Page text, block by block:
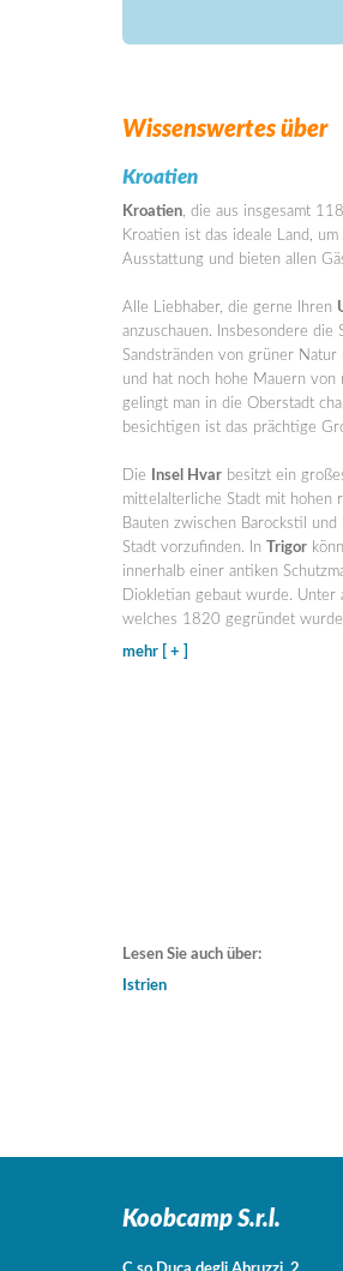
Wissenswertes über
Kroatien
Kroatien, die aus insgesamt
Kroatien ist das ideale Land,
Ausstattung und bieten allen
Alle Liebhaber, die gerne Ihren
anzuschauen. Insbesondere
Sandstränden von grüner Natur
und hat noch hohe Mauern
gelingt man in die Oberstadt
besichtigen ist das prächtige
Die Insel Hvar besitzt ein
mittelalterliche Stadt mit hohen
Bauten zwischen Barockstil
Stadt vorzufinden. In Trigor
innerhalb einer antiken
Diokletian gebaut wurde. Unter
welches 1820 gegründet
mehr [ + ]
Lesen Sie auch über:
Istrien
Koobcamp S.r.l.